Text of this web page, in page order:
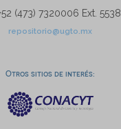
(473) 7320006 Ext. 5538
repositorio@ugto.mx
Otros sitios de interés: